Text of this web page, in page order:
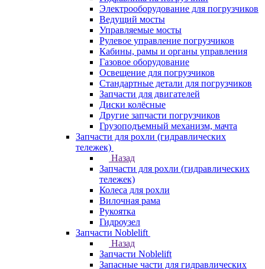
Электрооборудование для погрузчиков
Ведущий мосты
Управляемые мосты
Рулевое управление погрузчиков
Кабины, рамы и органы управления
Газовое оборудование
Освещение для погрузчиков
Стандартные детали для погрузчиков
Запчасти для двигателей
Диски колёсные
Другие запчасти погрузчиков
Грузоподъемный механизм, мачта
Запчасти для рохли (гидравлических
тележек)
Назад
Запчасти для рохли (гидравлических
тележек)
Колеса для рохли
Вилочная рама
Рукоятка
Гидроузел
Запчасти Noblelift
Назад
Запчасти Noblelift
Запасные части для гидравлических